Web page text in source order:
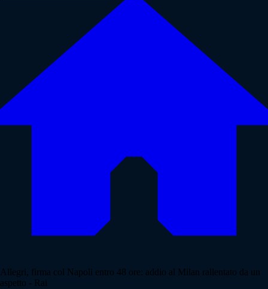
Allegri, firma col Napoli entro 48 ore: addio al Milan rallentato da un
aspetto - Rai